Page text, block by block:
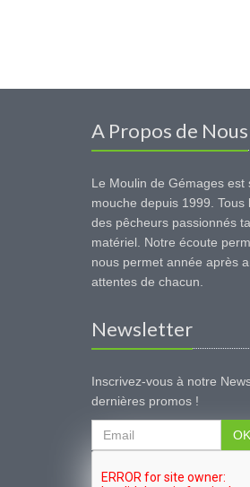
A Propos de Nous
Le Moulin de Gémages
mouche depuis 1999.
des pêcheurs passionnés
matériel. Notre écoute
nous permet année après
attentes de chacun.
Newsletter
Inscrivez-vous à notre
dernières promos !
OK